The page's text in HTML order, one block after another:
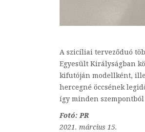
A szicíliai terveződuó
Egyesült Királyságban
kifutóján modellként,
hercegné öccsének
így minden
Fotó: PR
2021. március 15.